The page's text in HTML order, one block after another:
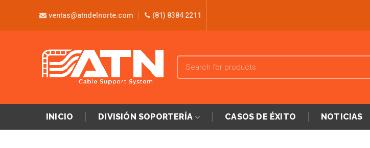
ventas@atndelnorte.com (81) 8384 2211
INICIO DIVISIÓN SOPORTERÍA CASOS DE ÉXITO NOTICIAS